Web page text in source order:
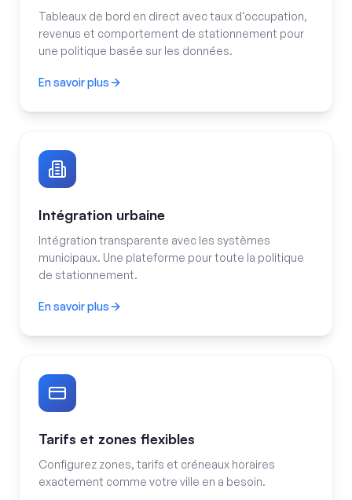
Tableaux de bord en direct avec taux d'occupation,
revenus et comportement de stationnement pour
une politique basée sur les données.
En savoir plus
Données en temps réel
Intégration urbaine
Intégration transparente avec les systèmes
municipaux. Une plateforme pour toute la politique
de stationnement.
En savoir plus
Intégration urbaine
Tarifs et zones flexibles
Configurez zones, tarifs et créneaux horaires
exactement comme votre ville en a besoin.